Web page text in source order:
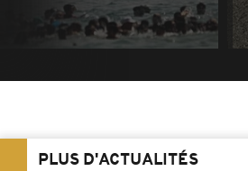
PLUS D'ACTUALITÉS